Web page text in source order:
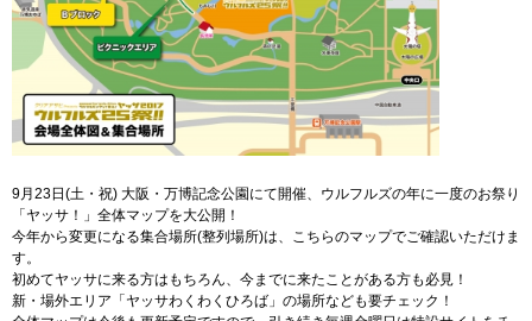
9月23日(土・祝) 大阪・万博記念公園にて開催、ウルフルズの年に一度のお祭り
「ヤッサ！」全体マップを大公開！
今年から変更になる集合場所(整列場所)は、こちらのマップでご確認いただけま
す。
初めてヤッサに来る方はもちろん、今までに来たことがある方も必見！
新・場外エリア「ヤッサわくわくひろば」の場所なども要チェック！